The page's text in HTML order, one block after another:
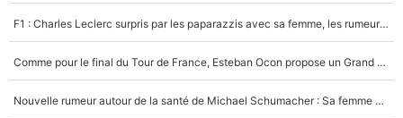
F1 : Charles Leclerc surpris par les paparazzis avec sa femme, les rumeurs étaient vraies !
Comme pour le final du Tour de France, Esteban Ocon propose un Grand Prix de Formule 1 à Paris : «Autour de l’Arc de Triomphe, ce serait génial» !
Nouvelle rumeur autour de la santé de Michael Schumacher : Sa femme Corinna sort du silence